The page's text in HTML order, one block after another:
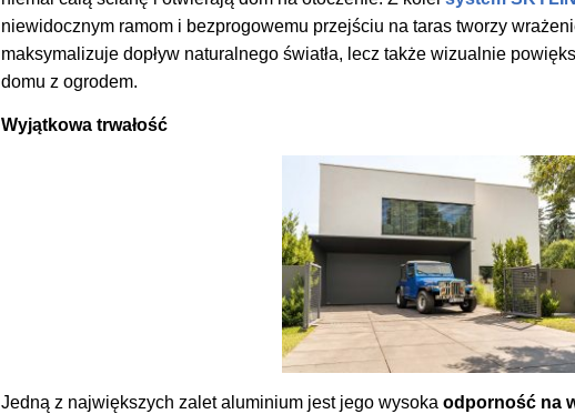
niewidocznym ramom i bezprogowemu przejściu na taras tworzy
maksymalizuje dopływ naturalnego światła, lecz także wizualnie
domu z ogrodem.
Wyjątkowa trwałość
Jedną z największych zalet aluminium jest jego wysoka odporność na